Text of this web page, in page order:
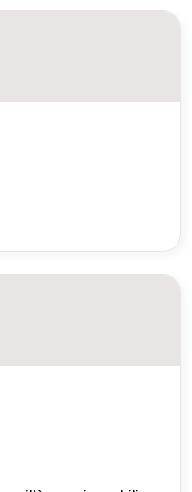
financiers
Inter agence